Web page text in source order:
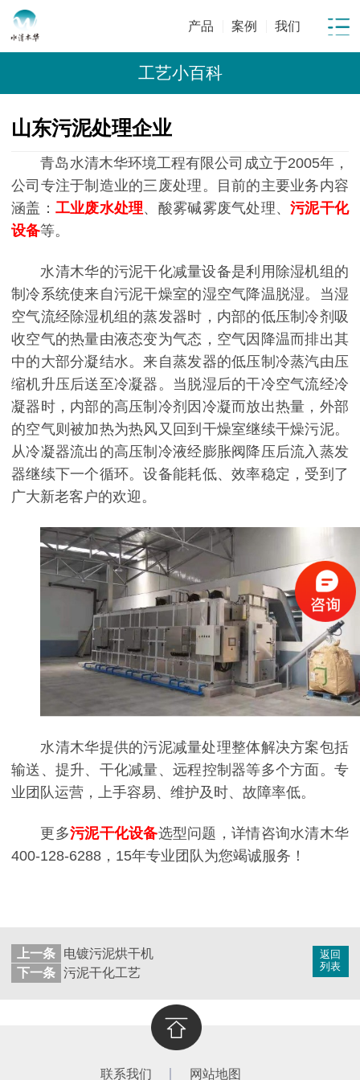
产品 案例 我们
工艺小百科
山东污泥处理企业
青岛水清木华环境工程有限公司成立于2005年，
公司专注于制造业的三废处理。目前的主要业务内容
涵盖： 工业废水处理、酸雾碱雾废气处理、污泥干化
设备等。
水清木华的污泥干化减量设备是利用除湿机组的
制冷系统使来自污泥干燥室的湿空气降温脱湿。当湿
空气流经除湿机组的蒸发器时，内部的低压制冷剂吸
收空气的热量由液态变为气态，空气因降温而排出其
中的大部分凝结水。来自蒸发器的低压制冷蒸汽由压
缩机升压后送至冷凝器。当脱湿后的干冷空气流经冷
凝器时，内部的高压制冷剂因冷凝而放出热量，外部
的空气则被加热为热风又回到干燥室继续干燥污泥。
从冷凝器流出的高压制冷液经膨胀阀降压后流入蒸发
器继续下一个循环。设备能耗低、效率稳定，受到了
广大新老客户的欢迎。
水清木华提供的污泥减量处理整体解决方案包括
输送、提升、干化减量、远程控制器等多个方面。专
业团队运营，上手容易、维护及时、故障率低。
更多污泥干化设备选型问题，详情咨询水清木华
400-128-6288，15年专业团队为您竭诚服务！
返回
列表
上一条
电镀污泥烘干机
下一条 污泥干化工艺
联系我们 网站地图